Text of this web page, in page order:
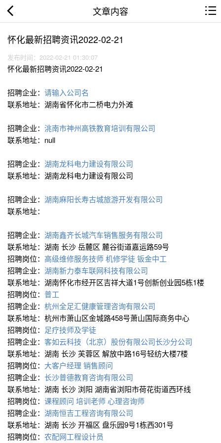
文章内容
怀化最新招聘资讯2022-02-21
发布时间：2022-02-21 01:30:07
怀化最新招聘资讯2022-02-21
招聘企业： 请输入公司名
联系地址：湖南省怀化市二桥电力外滩
招聘企业： 洮南市神州高铁教育培训有限公司
联系地址：null
招聘企业： 湖南龙科电力建设有限公司
联系地址：湖南龙科电力建设有限公司
招聘企业： 湖南麻阳长寿古城旅游开发有限公司
联系地址：
招聘企业： 湖南鑫齐长城汽车销售服务有限公司
联系地址：湖南 长沙 岳麓区 麓谷街道嘉运路59号
招聘岗位： 高级维修服务技师机修学徒钣金中工
招聘企业： 湖南新力泰车联网科技有限公司
联系地址：湖南怀化市经开区吉祥大道1号创新创业园5栋1楼
招聘岗位： 普工
招聘企业： 杭州全足汇健康管理咨询有限公司
联系地址：杭州市萧山区金城路458号萧山国际商务中心
招聘岗位： 足疗技师及学徒
招聘企业： 客如云科技（北京）股份有限公司长沙分公司
联系地址：湖南 长沙 芙蓉区 解放中路16号轻纺大楼7楼
招聘岗位： 大客户经理 销售顾问
招聘企业： 长沙普德教育咨询有限公司
联系地址：湖南 长沙 浏阳 湖南省浏阳市荷花街道西环线
招聘岗位： 课程顾问 培训老师 心理咨询师
招聘企业： 湖南恒吉工程咨询有限公司
联系地址：湖南 长沙 开福区 盘乐园9号1栋西301号
招聘岗位： 农配网工程设计员